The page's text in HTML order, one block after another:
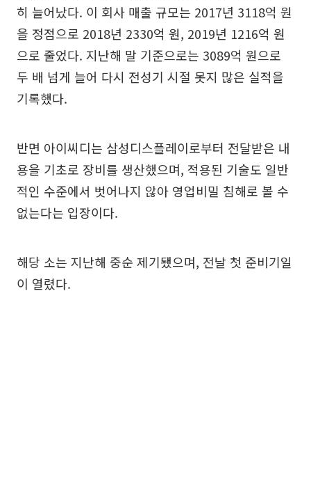
히 늘어났다. 이 회사 매출 규모는 2017년 3118억 원
을 정점으로 2018년 2330억 원, 2019년 1216억 원
으로 줄었다. 지난해 말 기준으로는 3089억 원으로
두 배 넘게 늘어 다시 전성기 시절 못지 많은 실적을
기록했다.
반면 아이씨디는 삼성디스플레이로부터 전달받은 내
용을 기초로 장비를 생산했으며, 적용된 기술도 일반
적인 수준에서 벗어나지 않아 영업비밀 침해로 볼 수
없는다는 입장이다.
해당 소는 지난해 중순 제기됐으며, 전날 첫 준비기일
이 열렸다.